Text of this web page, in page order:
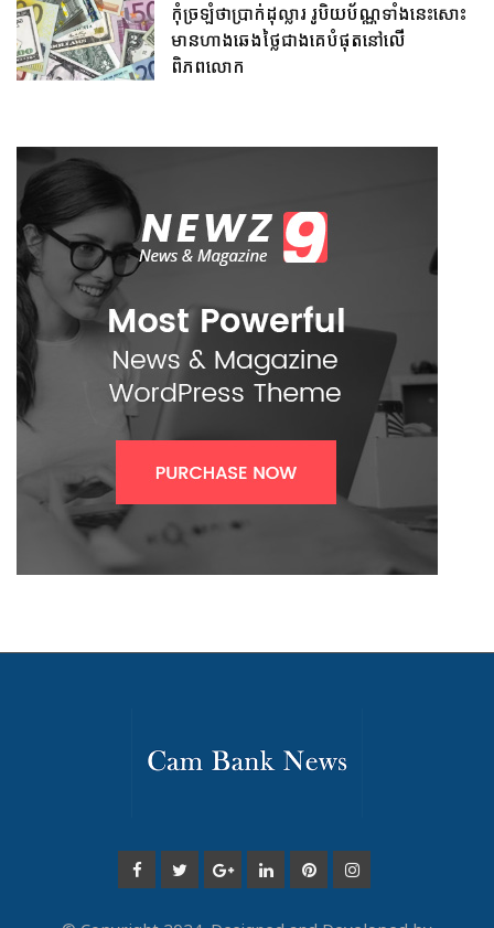
កុំច្រឡំថាប្រាក់ដុល្លារ រូបិយប័ណ្ណទាំងនេះសោះ
មានហាងឆេងថ្លៃជាងគេបំផុតនៅលើ
ពិភពលោក